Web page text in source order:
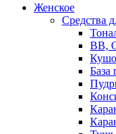
Женское
Средства
BB,
База